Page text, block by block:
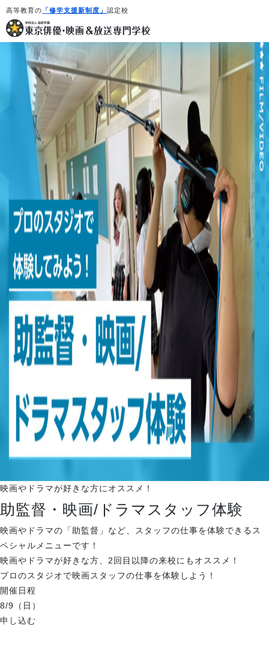
高等教育の 「修学支援新制度」 認定校
学校紹介・教育システム
専攻・コース紹介
就職・デビュー
入試案内
学校情報
訪問者別メニュー
映画やドラマが好きな方にオススメ！
助監督・映画/ドラマスタッフ体験
映画やドラマの「助監督」など、スタッフの仕事を体験できるス
ペシャルメニューです！
映画やドラマが好きな方、2回目以降の来校にもオススメ！
プロのスタジオで映画スタッフの仕事を体験しよう！
開催日程
8/9（日）
申し込む